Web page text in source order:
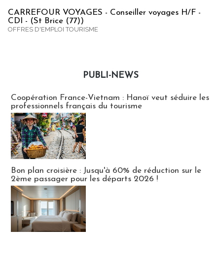
CARREFOUR VOYAGES - Conseiller voyages H/F -
CDI - (St Brice (77))
OFFRES D'EMPLOI TOURISME
PUBLI-NEWS
Coopération France-Vietnam : Hanoï veut séduire les
professionnels français du tourisme
Bon plan croisière : Jusqu'à 60% de réduction sur le
2ème passager pour les départs 2026 !